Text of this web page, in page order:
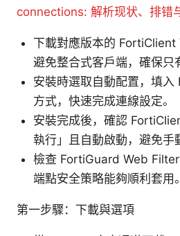
connections: 解析现状、排错
下載對應版本的 FortiClient
避免整合式客戶端，確保只
安裝時選取自動配置，填
方式，快速完成連線設定。
安裝完成後，確認
執行」且自動啟動，避免手
檢查 FortiGuard Web
端點安全策略能夠順利套用。
第一步驟：下載與選項